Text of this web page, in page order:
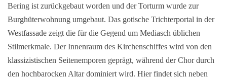
Bering ist zurückgebaut worden und der Torturm wurde zur
Burghüterwohnung umgebaut. Das gotische Trichterportal in der
Westfassade zeigt die für die Gegend um Mediasch üblichen
Stilmerkmale. Der Innenraum des Kirchenschiffes wird von den
klassizistischen Seitenemporen geprägt, während der Chor durch
den hochbarocken Altar dominiert wird. Hier findet sich neben